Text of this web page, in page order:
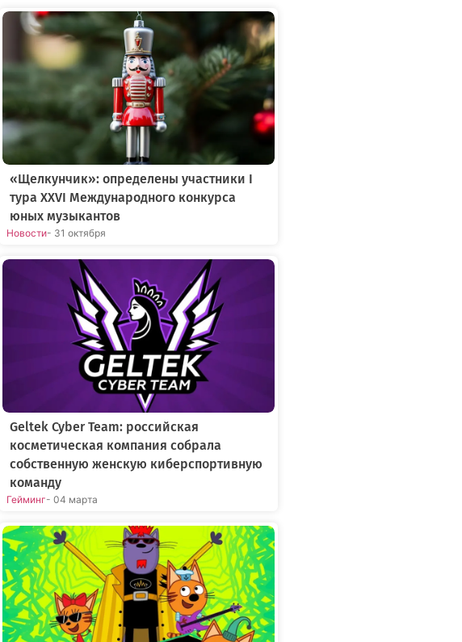
«Щелкунчик»: определены участники I
тура XXVI Международного конкурса
юных музыкантов
Новости- 31 октября
Geltek Cyber Team: российская
косметическая компания собрала
собственную женскую киберспортивную
команду
Гейминг- 04 марта